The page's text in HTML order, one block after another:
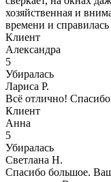
хозяйственная и
времени и справилась
Клиент
Александра
5
Убиралась
Лариса Р.
Всё отлично!
Клиент
Анна
5
Убиралась
Светлана Н.
Спасибо большое.